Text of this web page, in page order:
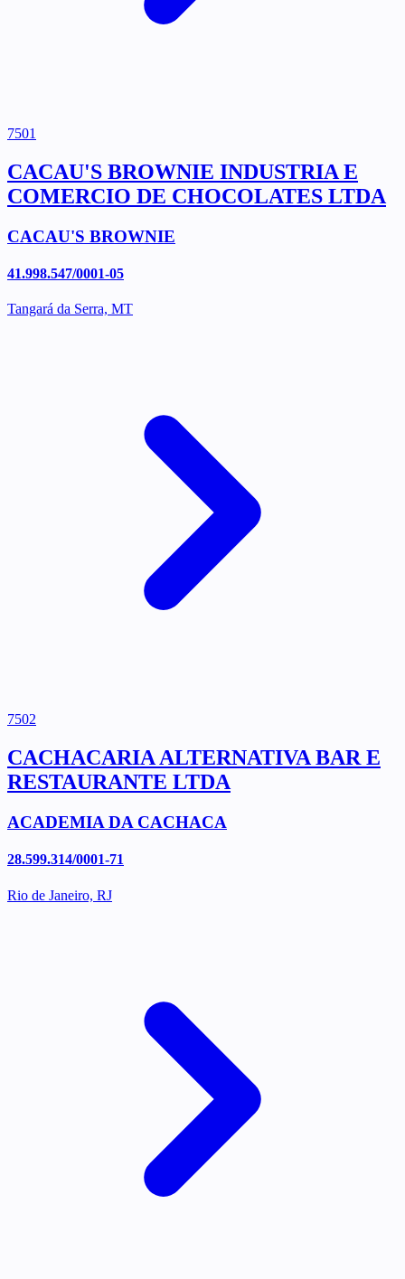
7501
CACAU'S BROWNIE INDUSTRIA E
COMERCIO DE CHOCOLATES LTDA
CACAU'S BROWNIE
41.998.547/0001-05
Tangará da Serra, MT
7502
CACHACARIA ALTERNATIVA BAR E
RESTAURANTE LTDA
ACADEMIA DA CACHACA
28.599.314/0001-71
Rio de Janeiro, RJ